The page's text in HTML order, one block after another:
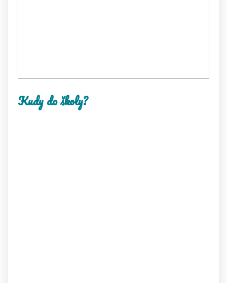
Kudy do školy?